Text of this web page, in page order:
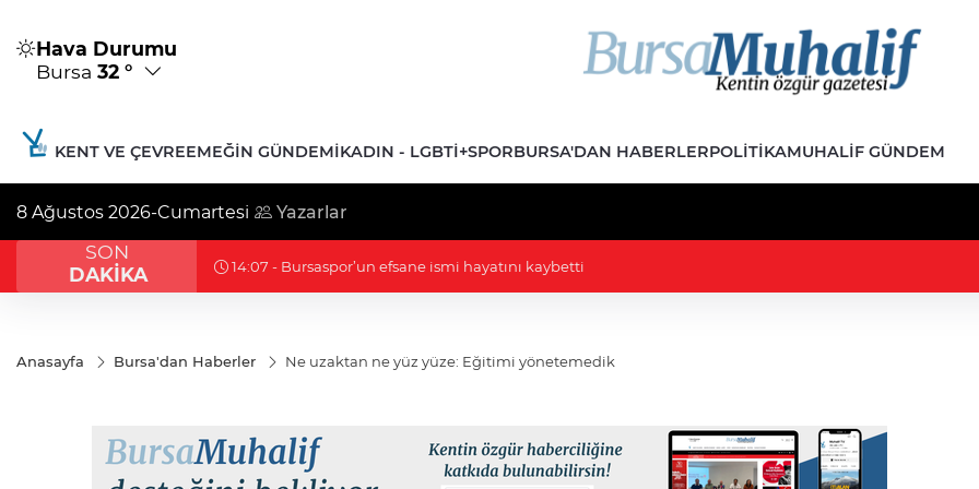
Hava Durumu
Bursa 32 °
KENT VE ÇEVREEMEĞIN GÜNDEMIKADIN - LGBTİ+SPORBURSA'DAN HABERLERPOLITIKAMUHALIF GÜNDEM
8 Ağustos 2026-Cumartesi Yazarlar
SON
DAKİKA
12:45 - Çerçeve yasa görüşmesinde 'pislik' kavgası: MHP'li vekil İYİP'li vekilin üzerine yürüdü
Anasayfa Bursa'dan Haberler Ne uzaktan ne yüz yüze: Eğitimi yönetemedik